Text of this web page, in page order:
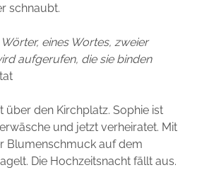
schnaubt.
eines Wortes, zweier
aufgerufen, die sie binden
über den Kirchplatz. Sophie ist
und jetzt verheiratet. Mit
Blumenschmuck auf dem
Die Hochzeitsnacht fällt aus.